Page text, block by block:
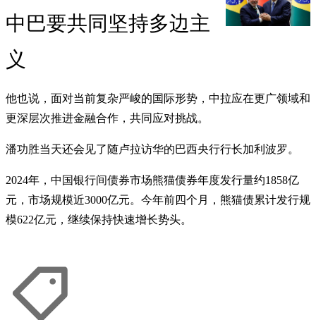
中巴要共同坚持多边主
义
他也说，面对当前复杂严峻的国际形势，中拉应在更广领域和
更深层次推进金融合作，共同应对挑战。
潘功胜当天还会见了随卢拉访华的巴西央行行长加利波罗。
2024年，中国银行间债券市场熊猫债券年度发行量约1858亿
元，市场规模近3000亿元。今年前四个月，熊猫债累计发行规
模622亿元，继续保持快速增长势头。